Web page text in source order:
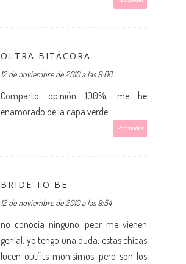
OLTRA BITÁCORA
12 de noviembre de 2010 a las 9:08
Comparto opinión 100%, me he
enamorado de la capa verde....
Responder
BRIDE TO BE
12 de noviembre de 2010 a las 9:54
no conocia ninguno, peor me vienen
genial. yo tengo una duda, estas chicas
lucen outfits monisimos, pero son los